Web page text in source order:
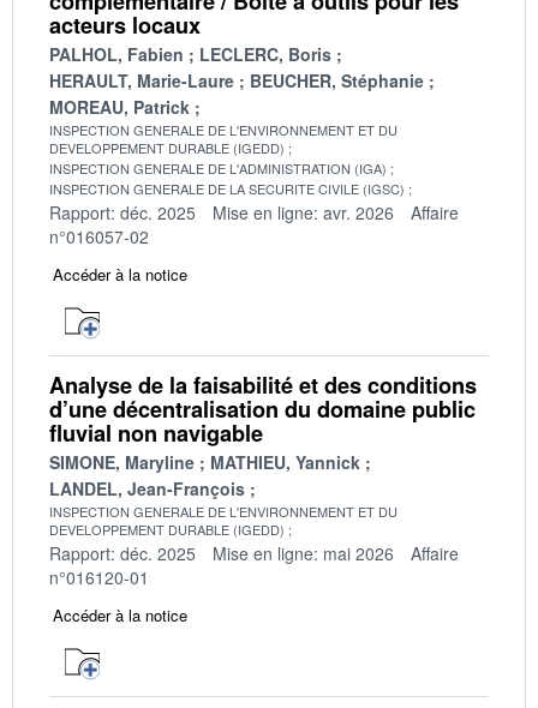
acteurs locaux
PALHOL, Fabien
LECLERC, Boris
HERAULT, Marie-Laure
BEUCHER, Stéphanie
MOREAU, Patrick
INSPECTION GENERALE DE L'ENVIRONNEMENT ET DU
DEVELOPPEMENT DURABLE (IGEDD)
INSPECTION GENERALE DE L'ADMINISTRATION (IGA)
INSPECTION GENERALE DE LA SECURITE CIVILE (IGSC)
Rapport: déc. 2025 Mise en ligne: avr. 2026
Affaire
n°016057-02
Accéder à la notice
Analyse de la faisabilité et des conditions
d’une décentralisation du domaine public
fluvial non navigable
SIMONE, Maryline
MATHIEU, Yannick
LANDEL, Jean-François
INSPECTION GENERALE DE L'ENVIRONNEMENT ET DU
DEVELOPPEMENT DURABLE (IGEDD)
Rapport: déc. 2025 Mise en ligne: mai 2026
Affaire
n°016120-01
Accéder à la notice